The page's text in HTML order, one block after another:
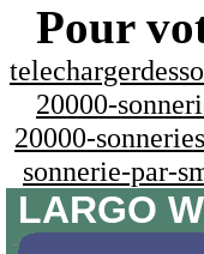
Pour
20000-
20000-
sonnerie-par-
LARGO
-